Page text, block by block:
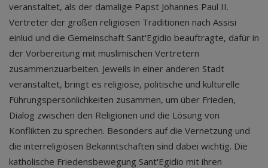
veranstaltet, als der damalige Papst Johannes Paul II.
Vertreter der großen religiösen Traditionen nach Assisi
einlud und die Gemeinschaft Sant'Egidio beauftragte, dafür in
der Vorbereitung mit muslimischen Vertretern
zusammenzuarbeiten. Jeweils in einer anderen Stadt
veranstaltet, bringt es religiöse, politische und kulturelle
Führungspersönlichkeiten zusammen, um über Frieden,
Dialog zwischen den Religionen und die Lösung von
Konflikten zu sprechen. Besonders auf die Vernetzung und
die interreligiösen Bekanntschaften sind dabei wichtig. Die
katholische Friedensbewegung Sant'Egidio mit ihren